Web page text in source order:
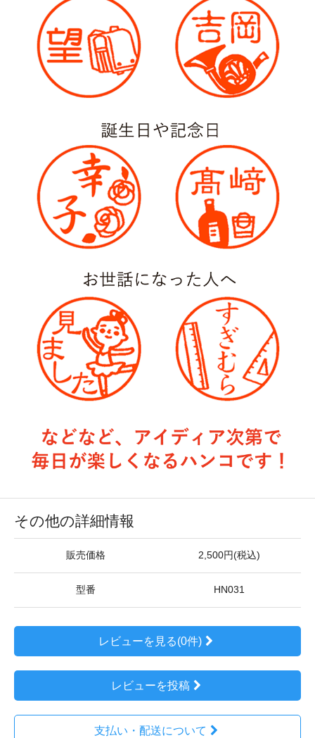
その他の詳細情報
販売価格 2,500円(税込)
型番 HN031
レビューを見る(0件)
レビューを投稿
支払い・配送について